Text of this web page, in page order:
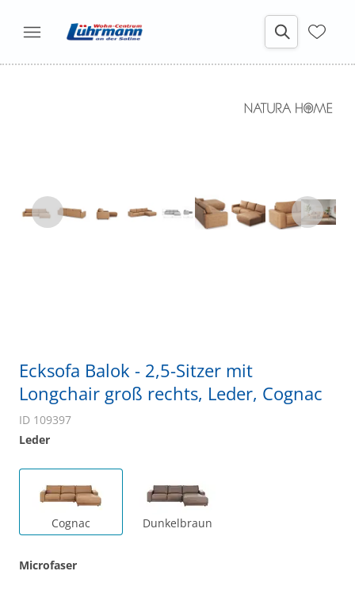
Ecksofa Balok - 2,5-Sitzer mit
Longchair groß rechts, Leder, Cognac
ID 109397
Leder
Cognac Dunkelbraun
Microfaser